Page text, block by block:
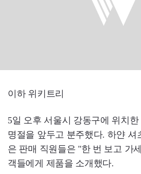
이하 위키트리
5일 오후 서울시 강동구에 위치
명절을 앞두고 분주했다. 하얀 셔
은 판매 직원들은 "한 번 보고 가
객들에게 제품을 소개했다.